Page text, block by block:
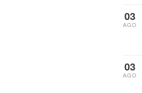
03
AGO
03
AGO